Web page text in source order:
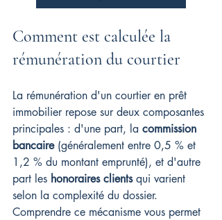
Comment est calculée la
rémunération du courtier
La rémunération d'un courtier en prêt
immobilier repose sur deux composantes
principales : d'une part, la commission
bancaire (généralement entre 0,5 % et
1,2 % du montant emprunté), et d'autre
part les honoraires clients qui varient
selon la complexité du dossier.
Comprendre ce mécanisme vous permet